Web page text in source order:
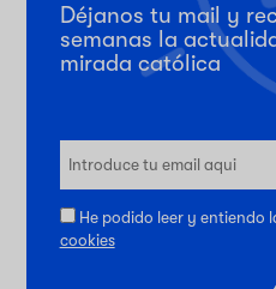
Déjanos tu mail y
semanas la
mirada católica
He podido leer y entiendo
cookies